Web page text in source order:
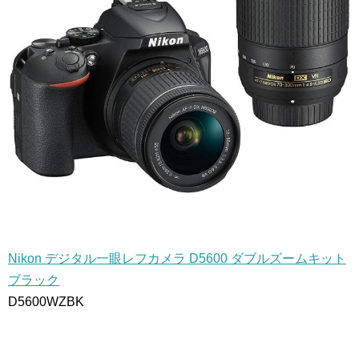
Nikon デジタル一眼レフカメラ D5600 ダブルズームキット
ブラック
D5600WZBK